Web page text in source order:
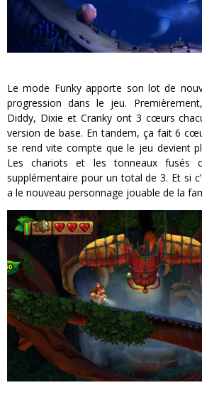
Le mode Funky apporte son lot de
progression dans le jeu.
Diddy, Dixie et Cranky ont 3 cœurs
version de base. En tandem, ça fait 6
se rend vite compte que le jeu devient
Les chariots et les tonneaux fusés
supplémentaire pour un total de 3. Et si
a le nouveau personnage jouable de la